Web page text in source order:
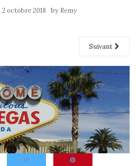
2 octobre 2018 by Remy
Suivant